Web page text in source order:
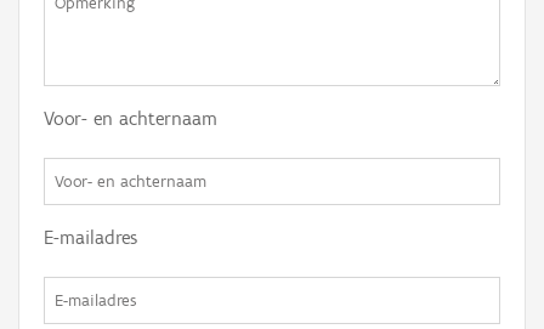
Voor- en achternaam
E-mailadres